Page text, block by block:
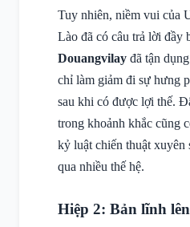
Tuy nhiên, niềm vui của
Lào đã có câu trả lời đầy
Douangvilay đã tận
chỉ làm giảm đi sự hưng
sau khi có được lợi thế.
trong khoảnh khắc cũng
kỷ luật chiến thuật xuyên
qua nhiều thế hệ.
Hiệp 2: Bản lĩnh